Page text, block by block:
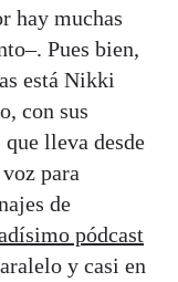
hay muchas
Pues bien,
está Nikki
con sus
lleva desde
para
de
pódcast
y casi en